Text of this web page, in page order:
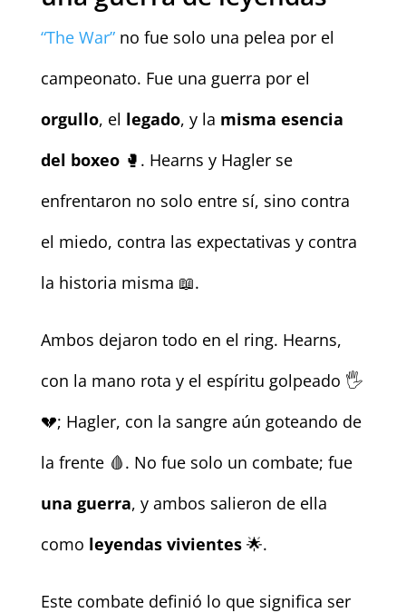
“The War”no fue solo una pelea por el
campeonato. Fue una guerra por el
orgullo, el legado, y la misma esencia
del boxeo🥊. Hearns y Hagler se
enfrentaron no solo entre sí, sino contra
el miedo, contra las expectativas y contra
la historia misma 📖.
Ambos dejaron todo en el ring. Hearns,
con la mano rota y el espíritu golpeado 🖐️
💔; Hagler, con la sangre aún goteando de
la frente 🩸. No fue solo un combate; fue
una guerra, y ambos salieron de ella
como leyendas vivientes🌟.
Este combate definió lo que significa ser